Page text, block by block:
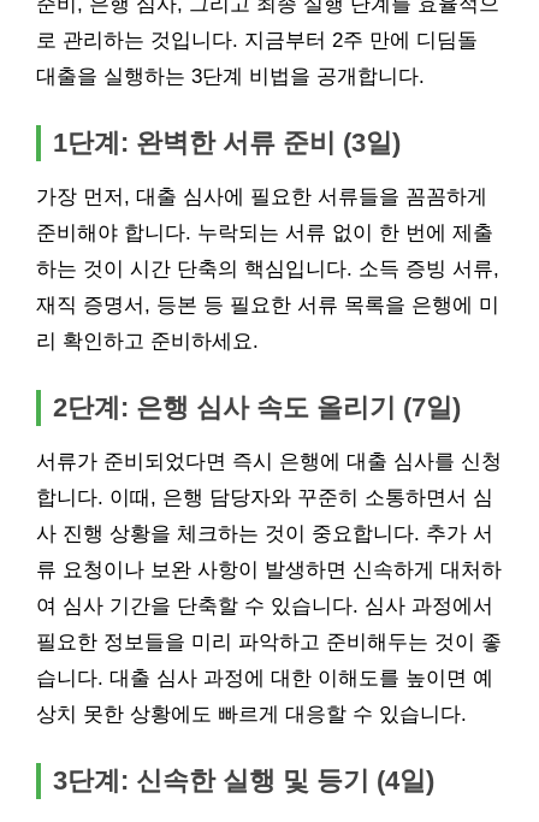
로 관리하는 것입니다. 지금부터 2주 만에 디딤돌
대출을 실행하는 3단계 비법을 공개합니다.
1단계: 완벽한 서류 준비 (3일)
가장 먼저, 대출 심사에 필요한 서류들을 꼼꼼하게
준비해야 합니다. 누락되는 서류 없이 한 번에 제출
하는 것이 시간 단축의 핵심입니다. 소득 증빙 서류,
재직 증명서, 등본 등 필요한 서류 목록을 은행에 미
리 확인하고 준비하세요.
2단계: 은행 심사 속도 올리기 (7일)
서류가 준비되었다면 즉시 은행에 대출 심사를 신청
합니다. 이때, 은행 담당자와 꾸준히 소통하면서 심
사 진행 상황을 체크하는 것이 중요합니다. 추가 서
류 요청이나 보완 사항이 발생하면 신속하게 대처하
여 심사 기간을 단축할 수 있습니다. 심사 과정에서
필요한 정보들을 미리 파악하고 준비해두는 것이 좋
습니다. 대출 심사 과정에 대한 이해도를 높이면 예
상치 못한 상황에도 빠르게 대응할 수 있습니다.
3단계: 신속한 실행 및 등기 (4일)